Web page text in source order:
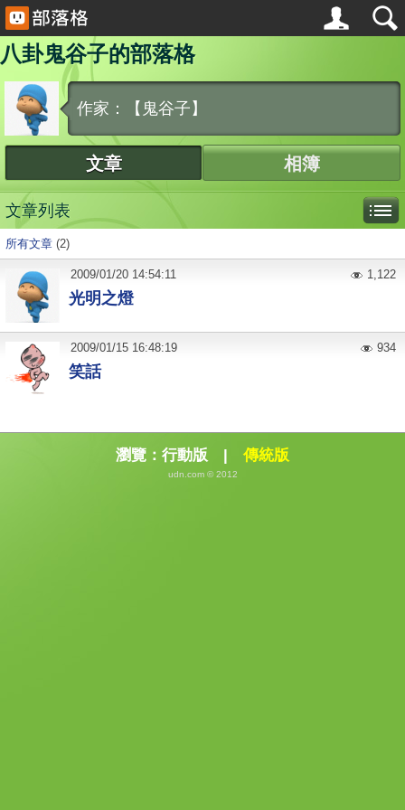
八卦鬼谷子的部落格
作家：【鬼谷子】
文章 相簿
文章列表
所有文章 (2)
光明之燈
2009/01/20 14:54:11 1,122
笑話
2009/01/15 16:48:19 934
瀏覽： 行動版 | 傳統版
udn.com © 2012